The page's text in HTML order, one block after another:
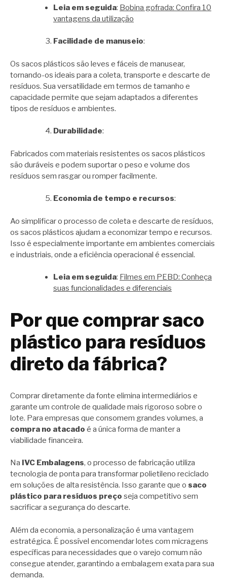
Leia em seguida: Bobina gofrada: Confira 10
vantagens da utilização
Facilidade de manuseio:
Os sacos plásticos são leves e fáceis de manusear,
tornando-os ideais para a coleta, transporte e descarte de
resíduos. Sua versatilidade em termos de tamanho e
capacidade permite que sejam adaptados a diferentes
tipos de resíduos e ambientes.
Durabilidade:
Fabricados com materiais resistentes os sacos plásticos
são duráveis ​​e podem suportar o peso e volume dos
resíduos sem rasgar ou romper facilmente.
Economia de tempo e recursos:
Ao simplificar o processo de coleta e descarte de resíduos,
os sacos plásticos ajudam a economizar tempo e recursos.
Isso é especialmente importante em ambientes comerciais
e industriais, onde a eficiência operacional é essencial.
Leia em seguida: Filmes em PEBD: Conheça
suas funcionalidades e diferenciais
Por que comprar saco
plástico para resíduos
direto da fábrica?
Comprar diretamente da fonte elimina intermediários e
garante um controle de qualidade mais rigoroso sobre o
lote. Para empresas que consomem grandes volumes, a
compra no atacado é a única forma de manter a
viabilidade financeira.
Na IVC Embalagens, o processo de fabricação utiliza
tecnologia de ponta para transformar polietileno reciclado
em soluções de alta resistência. Isso garante que o saco
plástico para resíduos preço seja competitivo sem
sacrificar a segurança do descarte.
Além da economia, a personalização é uma vantagem
estratégica. É possível encomendar lotes com micragens
específicas para necessidades que o varejo comum não
consegue atender, garantindo a embalagem exata para sua
demanda.